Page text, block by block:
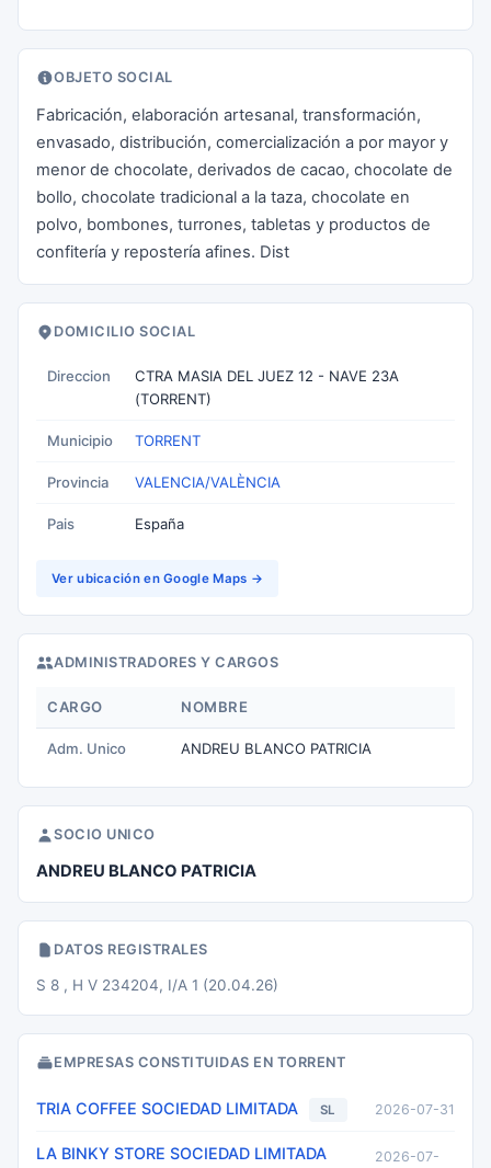
OBJETO SOCIAL
Fabricación, elaboración artesanal, transformación,
envasado, distribución, comercialización a por mayor y
menor de chocolate, derivados de cacao, chocolate de
bollo, chocolate tradicional a la taza, chocolate en
polvo, bombones, turrones, tabletas y productos de
confitería y repostería afines. Dist
DOMICILIO SOCIAL
Direccion
CTRA MASIA DEL JUEZ 12 - NAVE 23A
(TORRENT)
Municipio TORRENT
Provincia VALENCIA/VALÈNCIA
Pais España
Ver ubicación en Google Maps →
ADMINISTRADORES Y CARGOS
CARGO NOMBRE
Adm. Unico ANDREU BLANCO PATRICIA
SOCIO UNICO
ANDREU BLANCO PATRICIA
DATOS REGISTRALES
S 8 , H V 234204, I/A 1 (20.04.26)
EMPRESAS CONSTITUIDAS EN TORRENT
TRIA COFFEE SOCIEDAD LIMITADA SL 2026-07-31
LA BINKY STORE SOCIEDAD LIMITADA
2026-07-